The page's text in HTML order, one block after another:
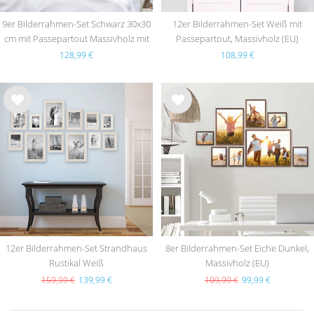
9er Bilderrahmen-Set Schwarz 30x30
cm mit Passepartout Massivholz mit
Acrylglasscheibe
128,99 €
12er Bilderrahmen-Set Weiß mit
Passepartout, Massivholz (EU)
108,99 €
Wu
nsc
hlist
e
12er Bilderrahmen-Set Strandhaus
Rustikal Weiß
159,99 € 139,99 €
Wu
nsc
hlist
e
8er Bilderrahmen-Set Eiche Dunkel,
Massivholz (EU)
109,99 € 99,99 €